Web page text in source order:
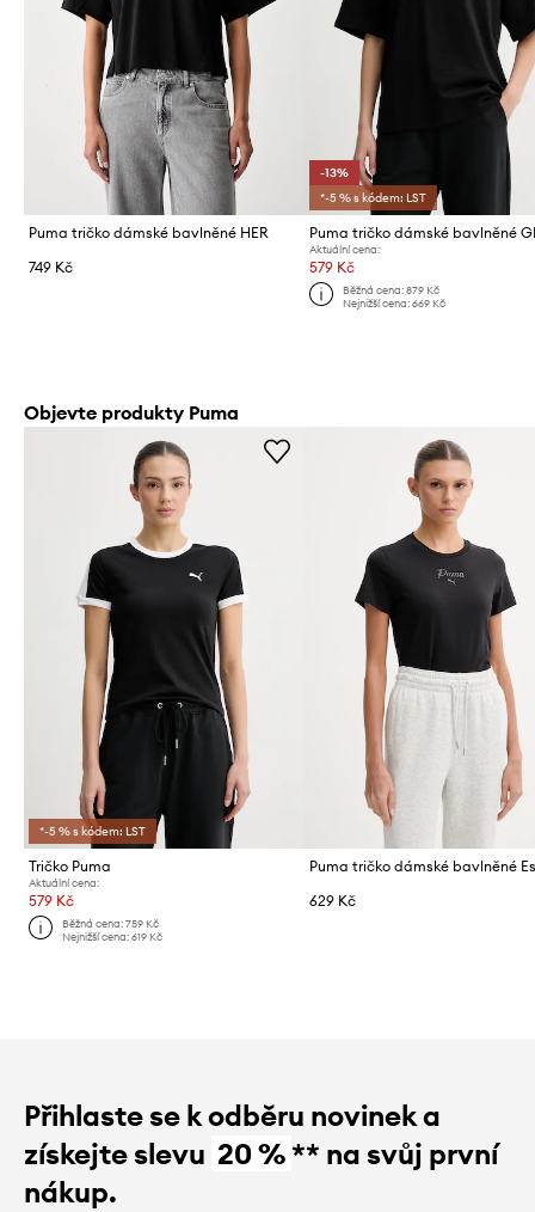
Puma tričko dámské bavlněné HER
749 Kč
-13%
*-5 % s kódem: LST
Aktuální cena:
579 Kč
Běžná cena: 879 Kč
Nejnižší cena: 669 Kč
Objevte produkty Puma
*-5 % s kódem: LST
Tričko Puma
Aktuální cena:
579 Kč
Běžná cena:759 Kč
Nejnižší cena:619 Kč
629 Kč
Přihlaste se k odběru novinek a
získejte slevu 20 %** na svůj první
nákup.